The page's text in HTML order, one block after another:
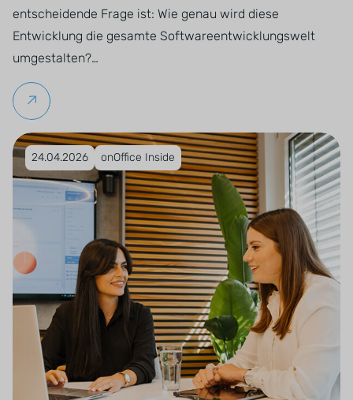
entscheidende Frage ist: Wie genau wird diese
Entwicklung die gesamte Softwareentwicklungswelt
umgestalten?…
Weiterlesen
Veröffentlicht am 24.04.2026
24.04.2026 onOffice Inside